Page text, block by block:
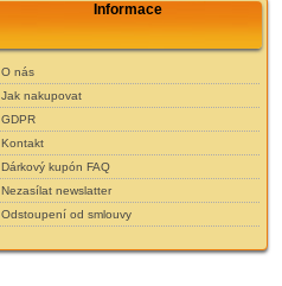
Informace
O nás
Jak nakupovat
GDPR
Kontakt
Dárkový kupón FAQ
Nezasílat newslatter
Odstoupení od smlouvy